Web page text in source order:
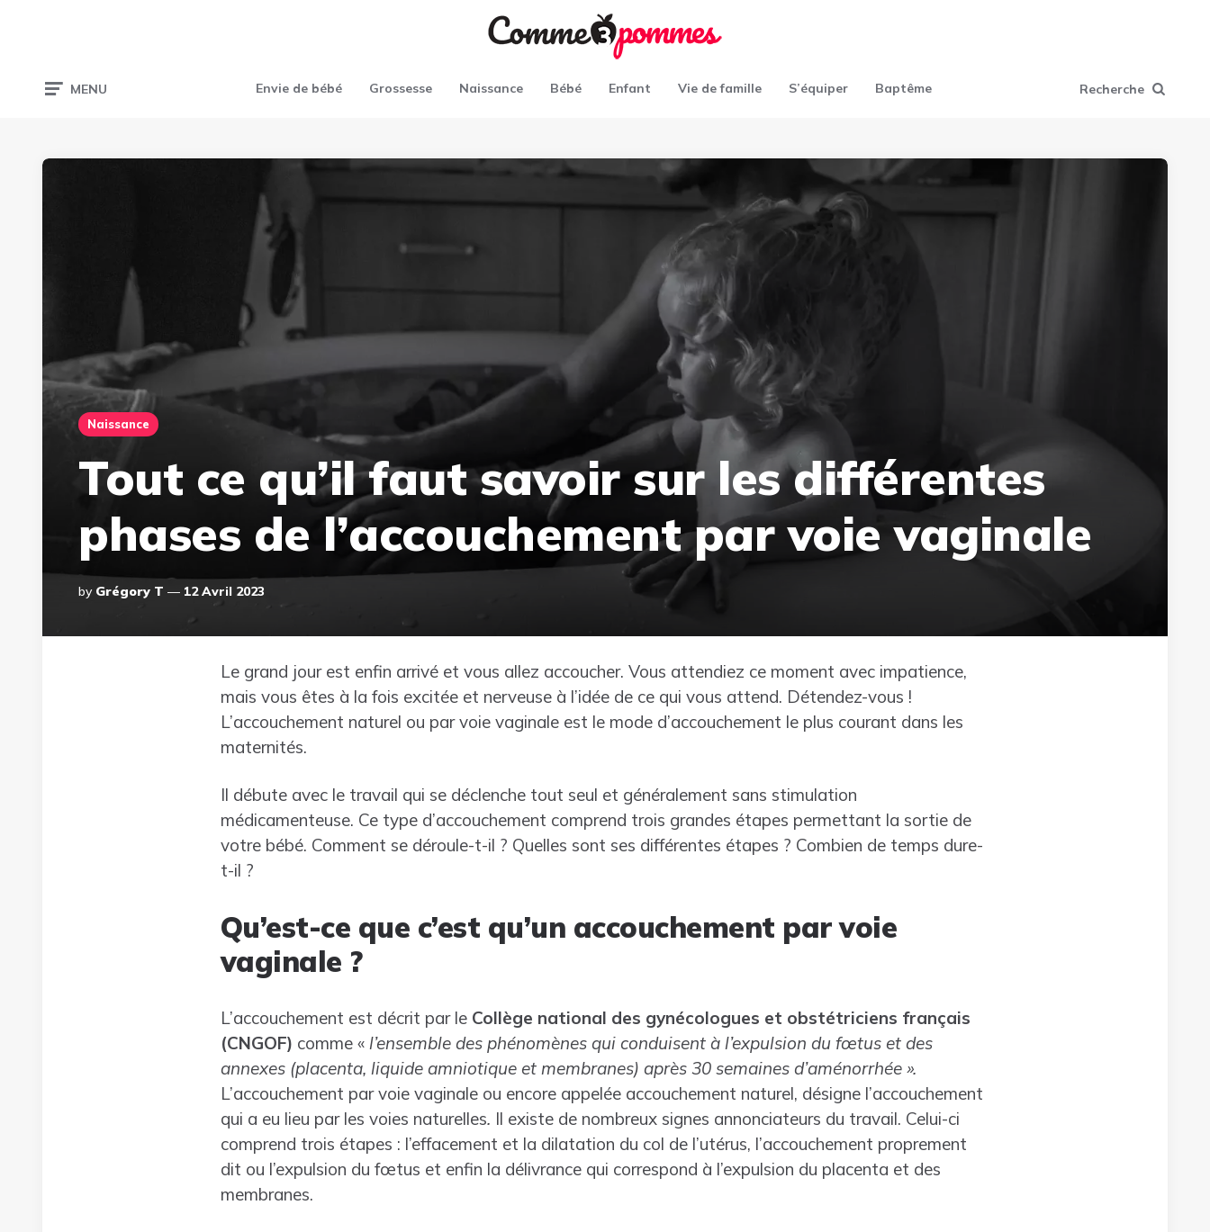
MENU Envie de bébé Grossesse Naissance Bébé Enfant Vie de famille S’équiper Baptême Recherche
Naissance
Tout ce qu’il faut savoir sur les différentes
phases de l’accouchement par voie vaginale
Posted
By
By Grégory T 12 Avril 2023
Le grand jour est enfin arrivé et vous allez accoucher. Vous attendiez ce moment avec impatience,
mais vous êtes à la fois excitée et nerveuse à l’idée de ce qui vous attend. Détendez-vous !
L’accouchement naturel ou par voie vaginale est le mode d’accouchement le plus courant dans les
maternités.
Il débute avec le travail qui se déclenche tout seul et généralement sans stimulation
médicamenteuse. Ce type d’accouchement comprend trois grandes étapes permettant la sortie de
votre bébé. Comment se déroule-t-il ? Quelles sont ses différentes étapes ? Combien de temps dure-
t-il ?
Qu’est-ce que c’est qu’un accouchement par voie
vaginale ?
L’accouchement est décrit par le Collège national des gynécologues et obstétriciens français
(CNGOF) comme « l’ensemble des phénomènes qui conduisent à l’expulsion du fœtus et des
annexes (placenta, liquide amniotique et membranes) après 30 semaines d’aménorrhée ».
L’accouchement par voie vaginale ou encore appelée accouchement naturel, désigne l’accouchement
qui a eu lieu par les voies naturelles. Il existe de nombreux signes annonciateurs du travail. Celui-ci
comprend trois étapes : l’effacement et la dilatation du col de l’utérus, l’accouchement proprement
dit ou l’expulsion du fœtus et enfin la délivrance qui correspond à l’expulsion du placenta et des
membranes.